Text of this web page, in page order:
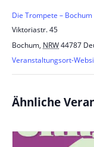
Die Trompete – Bochum
Viktoriastr. 45
Bochum, NRW44787
Veranstaltungsort-
Ähnliche